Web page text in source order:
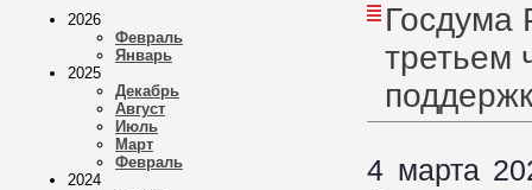
2026
Февраль
Январь
2025
Декабрь
Август
Июль
Март
Февраль
2024
Госдума
третьем
4 марта